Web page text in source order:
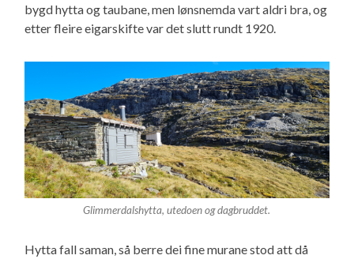
bygd hytta og taubane, men lønsnemda vart aldri bra, og
etter fleire eigarskifte var det slutt rundt 1920.
Glimmerdalshytta, utedoen og dagbruddet.
Hytta fall saman, så berre dei fine murane stod att då